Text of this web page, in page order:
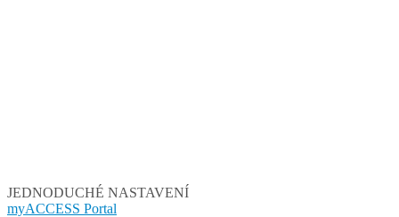
JEDNODUCHÉ NASTAVENÍ
myACCESS Portal